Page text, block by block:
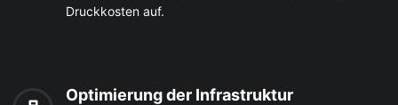
Druckkosten auf.
Optimierung der Infrastruktur